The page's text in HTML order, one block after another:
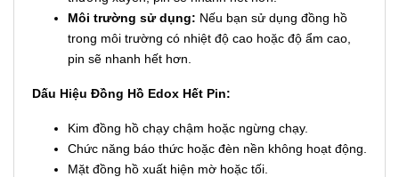
Môi trường sử dụng: Nếu bạn sử dụng đồng hồ
trong môi trường có nhiệt độ cao hoặc độ ẩm cao,
pin sẽ nhanh hết hơn.
Dấu Hiệu Đồng Hồ Edox Hết Pin:
Kim đồng hồ chạy chậm hoặc ngừng chạy.
Chức năng báo thức hoặc đèn nền không hoạt động.
Mặt đồng hồ xuất hiện mờ hoặc tối.